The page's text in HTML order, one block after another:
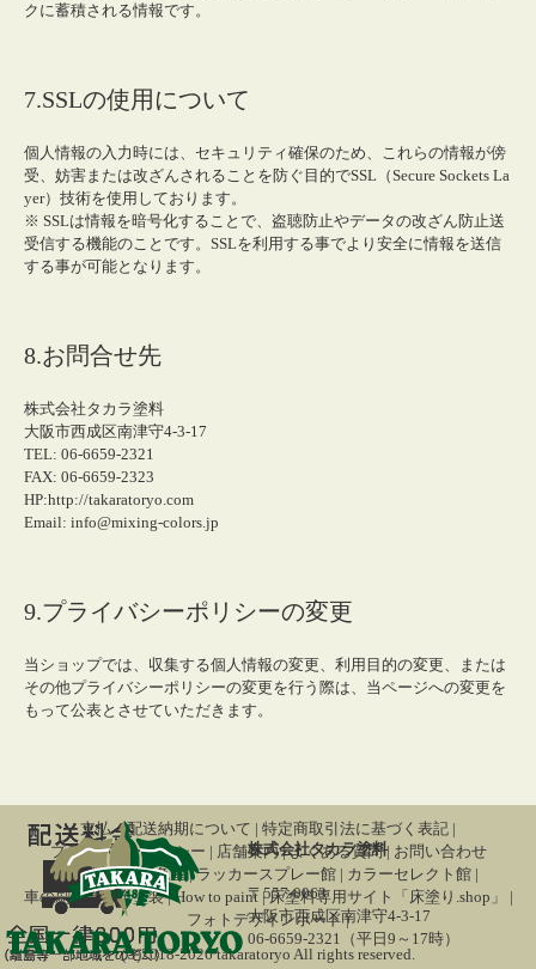
クに蓄積される情報です。
7.SSLの使用について
個人情報の入力時には、セキュリティ確保のため、これらの情報が傍
受、妨害または改ざんされることを防ぐ目的でSSL（Secure Sockets La
yer）技術を使用しております。
※ SSLは情報を暗号化することで、盗聴防止やデータの改ざん防止送
受信する機能のことです。SSLを利用する事でより安全に情報を送信
する事が可能となります。
8.お問合せ先
株式会社タカラ塗料
大阪市西成区南津守4-3-17
TEL: 06-6659-2321
FAX: 06-6659-2323
HP:http://takaratoryo.com
Email: info@mixing-colors.jp
9.プライバシーポリシーの変更
当ショップでは、収集する個人情報の変更、利用目的の変更、または
その他プライバシーポリシーの変更を行う際は、当ページへの変更を
もって公表とさせていただきます。
株式会社タカラ塗料
〒557-0063
大阪市西成区南津守4-3-17
06-6659-2321（平日9～17時）
支払・配送納期について | 特定商取引法に基づく表記 |
プライバシーポリシー | 店舗案内| よくある質問| お問い合わせ
関連サイト 調色屋 | ラッカースプレー館 | カラーセレクト館 |
車の刷毛塗り全塗装| How to paint| 床塗料専用サイト「床塗り.shop」 |
フォトデザインボード|
(C)2018-2026 takaratoryo All rights reserved.